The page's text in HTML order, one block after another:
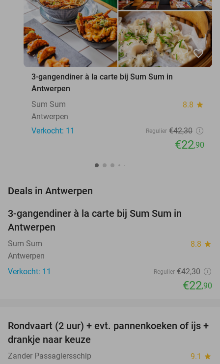
favorite_border
3-gangendiner à la carte bij Sum Sum in
Antwerpen
Sum Sum
8.8 star
Antwerpen
Verkocht: 11
Regulier €42,30
€22,90
Deals in Antwerpen
NEW
TODAY
3-gangendiner à la carte bij Sum Sum in
Antwerpen
Sum Sum 8.8 star
Antwerpen
Verkocht: 11
Regulier €42,30
€22,90
20%
TODAY
Rondvaart (2 uur) + evt. pannenkoeken of ijs +
drankje naar keuze
Zander Passagiersschip 9.1 star